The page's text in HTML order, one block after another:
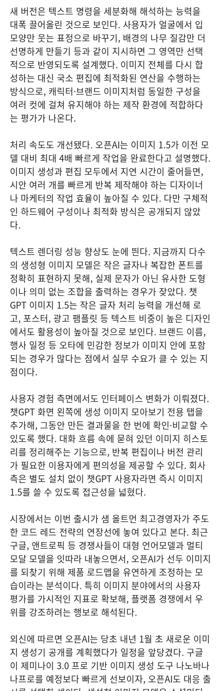
새 버전은 텍스트 명령을 세분화해 해석하는 능력을
대폭 끌어올린 것으로 보인다. 사용자가 얼굴에서 입
모양만 웃는 표정으로 바꾸기, 배경의 나무 질감만 더
선명하게 만들기 등과 같이 지시하면 그 영역만 선택
적으로 반영되도록 설계했다. 이미지 전체를 다시 합
성하는 대신 국소 편집에 최적화된 연산을 수행하는
방식으로, 캐릭터·브랜드 이미지처럼 동일한 구성을
여러 컷에 걸쳐 유지해야 하는 제작 환경에 적합하다
는 평가가 나온다.
처리 속도도 개선됐다. 오픈AI는 이미지 1.5가 이전 모
델 대비 최대 4배 빠르게 작업을 완료한다고 설명했다.
이미지 생성과 편집 모두에서 지연 시간이 줄어들면,
시안 여러 개를 빠르게 반복 제작해야 하는 디자이너
나 마케터의 작업 효율이 높아질 수 있다. 다만 구체적
인 하드웨어 구성이나 최적화 방식은 공개되지 않았
다.
텍스트 렌더링 성능 향상도 눈에 띈다. 지금까지 다수
의 생성형 이미지 모델은 작은 글자나 복잡한 폰트를
정확히 표현하지 못해, 실제 문자가 아닌 유사한 도형
이나 의미 없는 조합을 출력하는 경우가 잦았다. 챗
GPT 이미지 1.5는 작은 글자 처리 능력을 개선해 로
고, 포스터, 광고 팸플릿 등 텍스트 비중이 높은 디자인
에서도 활용성이 높아질 것으로 보인다. 브랜드 이름,
행사 일정 등 오타에 민감한 정보가 이미지 안에 포함
되는 경우가 많다는 점에서 실무 수요가 클 수 있는 지
점이다.
사용자 경험 측면에서도 인터페이스 변화가 이뤄졌다.
챗GPT 화면 왼쪽에 생성 이미지 모아보기 전용 탭을
추가해, 그동안 만든 결과물을 한 번에 확인·비교할 수
있도록 했다. 대화 흐름 속에 묻혀 있던 이미지 히스토
리를 정리해주는 기능으로, 반복 편집이나 버전 관리
가 필요한 이용자에게 편의성을 제공할 수 있다. 회사
측은 별도 설치 없이 챗GPT 사용자라면 즉시 이미지
1.5를 쓸 수 있도록 접근성을 넓혔다.
시장에서는 이번 출시가 샘 올트먼 최고경영자가 주도
한 코드 레드 전략의 연장선에 놓여 있다고 본다. 최근
구글, 앤트로픽 등 경쟁사들이 대형 언어모델과 멀티
모달 모델을 잇따라 내놓으면서, 오픈AI가 선두 이미지
를 되찾기 위해 제품 로드맵을 유연하게 조정하는 모
습이라는 분석이다. 특히 이미지 분야에서의 사용자
평가를 가시적인 지표로 확보해, 플랫폼 경쟁에서 우
위를 강조하려는 행보로 해석된다.
외신에 따르면 오픈AI는 당초 내년 1월 초 새로운 이미
지 생성기 공개를 계획했다가 일정을 앞당겼다. 구글
이 제미나이 3.0 프로 기반 이미지 생성 도구 나노바나
나프로를 예정보다 빠르게 선보이자, 오픈AI도 대응 출